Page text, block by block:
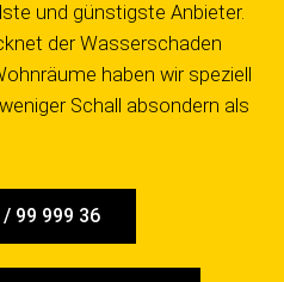
und günstigste Anbieter.
der Wasserschaden
haben wir speziell
Schall absondern als
/ 99 999 36